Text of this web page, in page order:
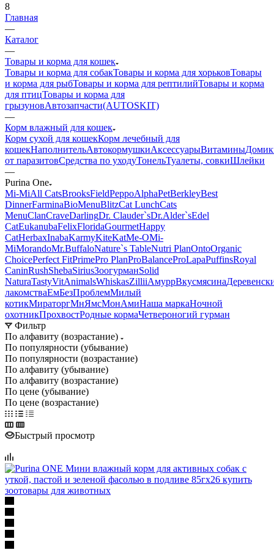
8
Главная
—
Каталог
—
Товары и корма для кошек
Товары и корма для собакТовары и корма для хорьковТовары
и корма для рыбТовары и корма для рептилийТовары и корма
для птицТовары и корма для
грызуновАвтозапчасти(AUTOSKIT)
—
Корм влажный для кошек
Корм сухой для кошекКорм лечебный для
кошекНаполнительАвтокормушкиАксессуарыВитамины
от паразитовСредства по уходуТонельТуалеты, совкиШлейки
—
Purina One
Mi-МiAll CatsBrooksFieldPeppoAlphaPetBerkleyBest
DinnerFarminaBioMenuBlitzCat LunchCats
MenuClanCraveDarlingDr. Clauder`sDr.Alder`sEdel
CatEukanubaFelixFloridaGourmetHappy
CatHerbaxInabaKarmyKiteKatMe-OMi-
МiMorandoMr.BuffaloNature`s TableNutri PlanOntoOrganic
СhoicePerfect FitPrimePro PlanProBalanceProLapaPuffinsRoyal
CaninRushShebaSiriusЗоогурманSolid
NaturaTastyVitAnimalsWhiskasZilliiАмуррВкусмясина
лакомстваЕмБезПроблемМилый
котикМираторгМнЯмсМонАмиНаша маркаНочной
охотникПрохвостРодные кормаЧетвероногий гурман
Фильтр
По алфавиту (возрастание)
По популярности (убывание)
По популярности (возрастание)
По алфавиту (убывание)
По алфавиту (возрастание)
По цене (убывание)
По цене (возрастание)
Быстрый просмотр